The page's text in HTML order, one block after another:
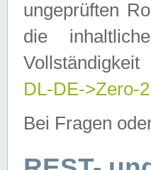
ungeprüften
die
DL-DE->Zero-
Bei Fragen